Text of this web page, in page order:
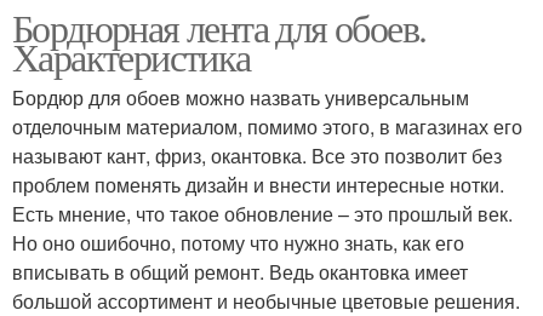
Бордюрная лента для обоев.
Характеристика
Бордюр для обоев можно назвать универсальным
отделочным материалом, помимо этого, в магазинах его
называют кант, фриз, окантовка. Все это позволит без
проблем поменять дизайн и внести интересные нотки.
Есть мнение, что такое обновление – это прошлый век.
Но оно ошибочно, потому что нужно знать, как его
вписывать в общий ремонт. Ведь окантовка имеет
большой ассортимент и необычные цветовые решения.